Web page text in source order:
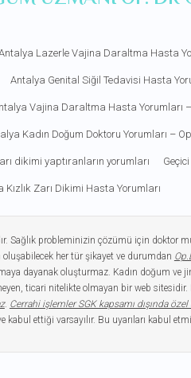
Lazerle Vajina Daraltma Hasta
Antalya Genital Siğil Tedavisi Hasta
Vajina Daraltma Hasta Yorumları
Kadın Doğum Doktoru Yorumları –
dikimi yaptıranların yorumları
Kızlık Zarı Dikimi Hasta Yorumları
Sağlık probleminizin çözümü için doktor
her tür şikayet ve durumdan
dayanak oluşturmaz. Kadın doğum ve
ticari nitelikte olmayan bir web
. Cerrahi işlemler SGK kapsamı dışında
kabul ettiği varsayılır. Bu uyarıları kabul